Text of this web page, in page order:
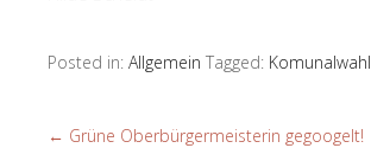
Posted in: Allgemein Tagged: Komunalwahl
← Grüne Oberbürgermeisterin gegoogelt!